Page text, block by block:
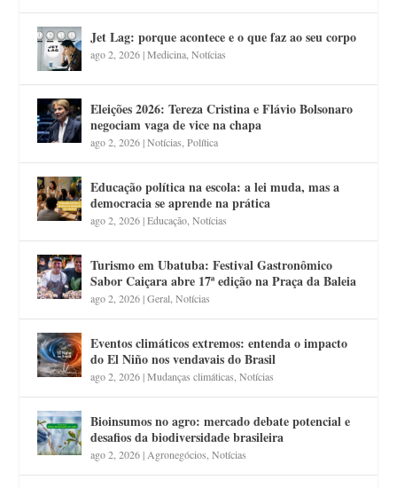
Jet Lag: porque acontece e o que faz ao seu corpo
ago 2, 2026|Medicina ,Notícias
Eleições 2026: Tereza Cristina e Flávio Bolsonaro
negociam vaga de vice na chapa
ago 2, 2026|Notícias ,Política
Educação política na escola: a lei muda, mas a
democracia se aprende na prática
ago 2, 2026|Educação ,Notícias
Turismo em Ubatuba: Festival Gastronômico
Sabor Caiçara abre 17ª edição na Praça da Baleia
ago 2, 2026|Geral ,Notícias
Eventos climáticos extremos: entenda o impacto
do El Niño nos vendavais do Brasil
ago 2, 2026|Mudanças climáticas ,Notícias
Bioinsumos no agro: mercado debate potencial e
desafios da biodiversidade brasileira
ago 2, 2026| Agronegócios ,Notícias